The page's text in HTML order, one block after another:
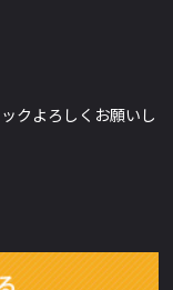
クよろしくお願いし